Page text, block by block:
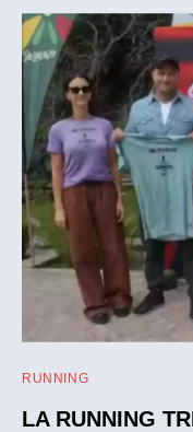
RUNNING
LA RUNNING